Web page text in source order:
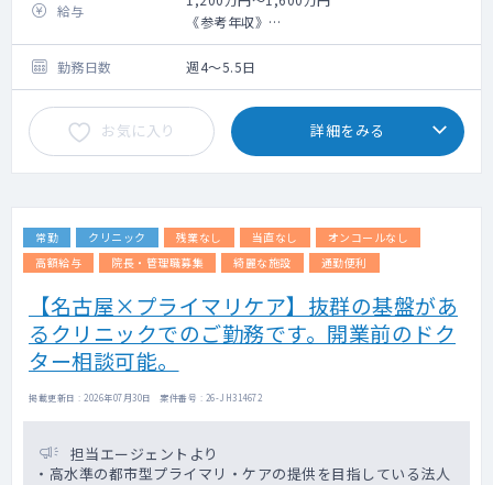
主な疾患：統合失調症、うつ病、双極性障
害、認知症、アルコール依存症等が多いです
病棟管理：25～30床程度/名
給与
《参考年収》
・3年目（非指定医）：1200万円（週5日、当
直4回／月の手当を含む）※ご経験等によりご
相談の上決定いたします
勤務日数 週4～5.5日
お気に入り 詳細をみる
常勤 クリニック 残業なし 当直なし
オンコールなし
高額給与
院長・管理職募集 綺麗な施設 通勤便利
【名古屋×プライマリケア】抜群の基盤があ
るクリニックでのご勤務です。開業前のドク
ター相談可能。
掲載更新日 : 2026年07月30日 案件番号 : 26-JH314672
担当エージェントより
・高水準の都市型プライマリ・ケアの提供を目指している法人